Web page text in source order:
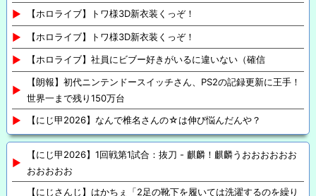
【ホロライブ】トワ様3D新衣装くっぞ！
【ホロライブ】トワ様3D新衣装くっぞ！
【ホロライブ】社員にビブー好きがいるに違いない（確信
【朗報】初代ニンテンドースイッチさん、PS2の記録更新に王手！
世界一まで残り150万台
【にじ甲2026】なんで椎名さんの☆は伸び悩んだんや？
【にじ甲2026】1回戦第1試合：抜刀 - 麒麟！麒麟うおおおおおお
おおおおお
【にじさんじ】はかちぇ「2足の靴下を履いては洗濯するのを繰り